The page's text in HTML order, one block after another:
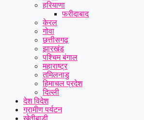
हरियाणा
फरीदाबाद
केरल
गोवा
छत्तीसगढ़
झारखंड
पश्चिम बंगाल
महाराष्ट्र
तमिलनाडु
हिमाचल प्रदेश
दिल्ली
देश विदेश
ग्रामीण पर्यटन
खेतीबाड़ी